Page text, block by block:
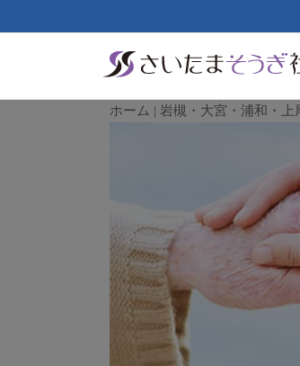
ホーム | 岩槻・大宮・浦和・